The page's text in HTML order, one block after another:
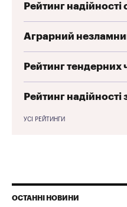
Рейтинг
Аграрний
Рейтинг тендерних
Рейтинг надійності
УСІ РЕЙТИНГИ
ОСТАННІ НОВИНИ